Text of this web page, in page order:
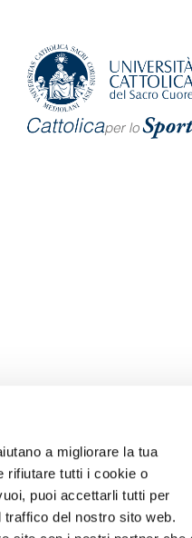
a migliorare la tua
rifiutare tutti i cookie o
puoi accettarli tutti per
del nostro sito web.